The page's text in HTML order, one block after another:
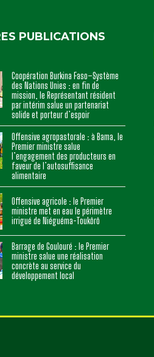
PUBLICATIONS
Coopération Burkina Faso–Système
des Nations Unies : en fin de
mission, le Représentant résident
par intérim salue un partenariat
solide et porteur d’espoir
Offensive agropastorale : à Bama, le
Premier ministre salue
l’engagement des producteurs en
faveur de l’autosuffisance
alimentaire
Offensive agricole : le Premier
ministre met en eau le périmètre
irrigué de Niéguéma-Toukôrô
Barrage de Goulouré : le Premier
ministre salue une réalisation
concrète au service du
développement local